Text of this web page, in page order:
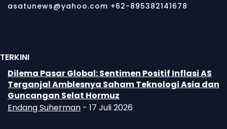
asatunews@yahoo.com +62-895382141678
TERKINI
Dilema Pasar Global: Sentimen Positif Inflasi AS
Terganjal Amblesnya Saham Teknologi Asia dan
Guncangan Selat Hormuz
Endang Suherman - 17 Juli 2026